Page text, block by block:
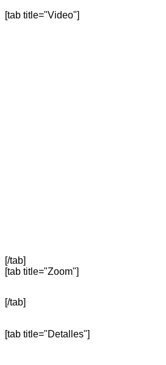
[tab title="Video"]
[/tab]
[tab title="Zoom"]
[/tab]
[tab title="Detalles"]